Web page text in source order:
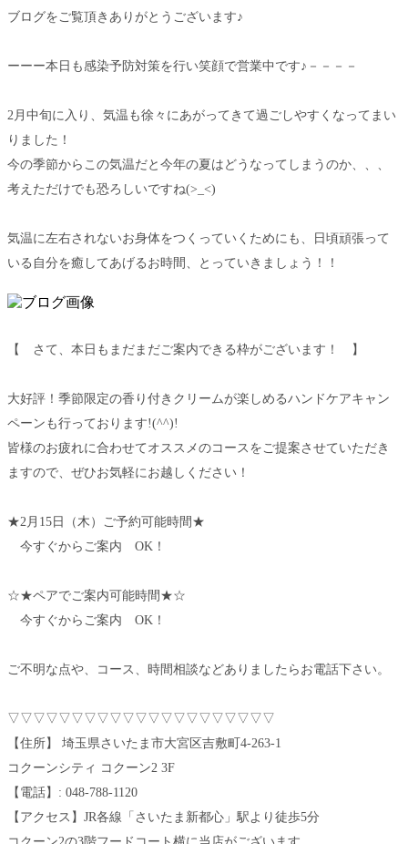
ブログをご覧頂きありがとうございます♪
ーーー本日も感染予防対策を行い笑顔で営業中です♪－－－－
2月中旬に入り、気温も徐々にあがってきて過ごしやすくなってまい
りました！
今の季節からこの気温だと今年の夏はどうなってしまうのか、、、
考えただけでも恐ろしいですね(>_<)
気温に左右されないお身体をつくっていくためにも、日頃頑張って
いる自分を癒してあげるお時間、とっていきましょう！！
【 さて、本日もまだまだご案内できる枠がございます！ 】
大好評！季節限定の香り付きクリームが楽しめるハンドケアキャン
ペーンも行っております!(^^)!
皆様のお疲れに合わせてオススメのコースをご提案させていただき
ますので、ぜひお気軽にお越しください！
★2月15日（木）ご予約可能時間★
今すぐからご案内 OK！
☆★ペアでご案内可能時間★☆
今すぐからご案内 OK！
ご不明な点や、コース、時間相談などありましたらお電話下さい。
▽▽▽▽▽▽▽▽▽▽▽▽▽▽▽▽▽▽▽▽▽
【住所】 埼玉県さいたま市大宮区吉敷町4-263-1
コクーンシティ コクーン2 3F
【電話】: 048-788-1120
【アクセス】JR各線「さいたま新都心」駅より徒歩5分